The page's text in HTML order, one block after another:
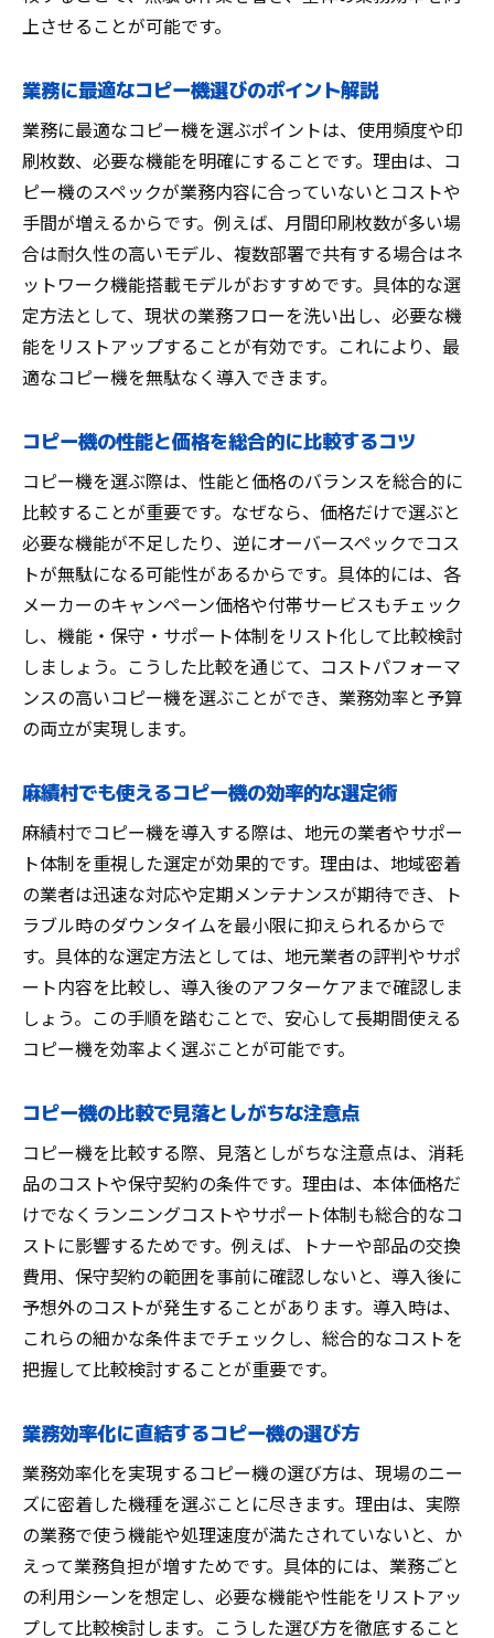
上させることが可能です。
業務に最適なコピー機選びのポイント解説
業務に最適なコピー機を選ぶポイントは、使用頻度や印
刷枚数、必要な機能を明確にすることです。理由は、コ
ピー機のスペックが業務内容に合っていないとコストや
手間が増えるからです。例えば、月間印刷枚数が多い場
合は耐久性の高いモデル、複数部署で共有する場合はネ
ットワーク機能搭載モデルがおすすめです。具体的な選
定方法として、現状の業務フローを洗い出し、必要な機
能をリストアップすることが有効です。これにより、最
適なコピー機を無駄なく導入できます。
コピー機の性能と価格を総合的に比較するコツ
コピー機を選ぶ際は、性能と価格のバランスを総合的に
比較することが重要です。なぜなら、価格だけで選ぶと
必要な機能が不足したり、逆にオーバースペックでコス
トが無駄になる可能性があるからです。具体的には、各
メーカーのキャンペーン価格や付帯サービスもチェック
し、機能・保守・サポート体制をリスト化して比較検討
しましょう。こうした比較を通じて、コストパフォーマ
ンスの高いコピー機を選ぶことができ、業務効率と予算
の両立が実現します。
麻績村でも使えるコピー機の効率的な選定術
麻績村でコピー機を導入する際は、地元の業者やサポー
ト体制を重視した選定が効果的です。理由は、地域密着
の業者は迅速な対応や定期メンテナンスが期待でき、ト
ラブル時のダウンタイムを最小限に抑えられるからで
す。具体的な選定方法としては、地元業者の評判やサポ
ート内容を比較し、導入後のアフターケアまで確認しま
しょう。この手順を踏むことで、安心して長期間使える
コピー機を効率よく選ぶことが可能です。
コピー機の比較で見落としがちな注意点
コピー機を比較する際、見落としがちな注意点は、消耗
品のコストや保守契約の条件です。理由は、本体価格だ
けでなくランニングコストやサポート体制も総合的なコ
ストに影響するためです。例えば、トナーや部品の交換
費用、保守契約の範囲を事前に確認しないと、導入後に
予想外のコストが発生することがあります。導入時は、
これらの細かな条件までチェックし、総合的なコストを
把握して比較検討することが重要です。
業務効率化に直結するコピー機の選び方
業務効率化を実現するコピー機の選び方は、現場のニー
ズに密着した機種を選ぶことに尽きます。理由は、実際
の業務で使う機能や処理速度が満たされていないと、か
えって業務負担が増すためです。具体的には、業務ごと
の利用シーンを想定し、必要な機能や性能をリストアッ
プして比較検討します。こうした選び方を徹底すること